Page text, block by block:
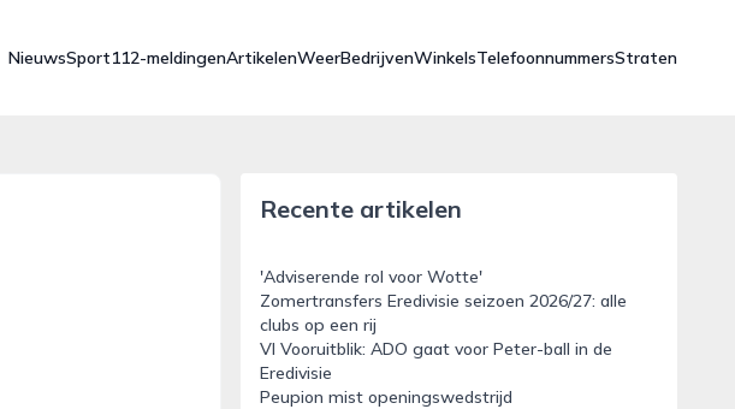
NieuwsSport112-meldingenArtikelenWeerBedrijvenWinkelsTelefoonnummersStraten
Recente artikelen
'Adviserende rol voor Wotte'
Zomertransfers Eredivisie seizoen 2026/27: alle
clubs op een rij
VI Vooruitblik: ADO gaat voor Peter-ball in de
Eredivisie
Peupion mist openingswedstrijd